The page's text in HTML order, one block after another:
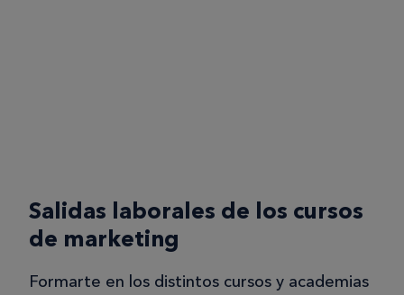
Salidas laborales de los cursos
de marketing
Formarte en los distintos cursos y academias